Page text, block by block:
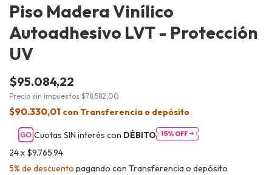
Piso Madera Vinílico
Autoadhesivo LVT - Protección
UV
$95.084,22
Precio sin impuestos $78.582,00
$90.330,01 con Transferencia o depósito
Cuotas SIN interés con DÉBITO
24x $9.765,94
5% de descuento pagando con Transferencia o depósito